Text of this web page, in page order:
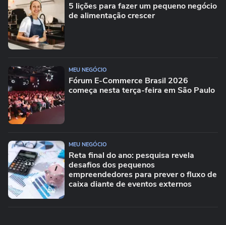
5 lições para fazer um pequeno negócio
de alimentação crescer
MEU NEGÓCIO
Fórum E-Commerce Brasil 2026
começa nesta terça-feira em São Paulo
MEU NEGÓCIO
Reta final do ano: pesquisa revela
desafios dos pequenos
empreendedores para prever o fluxo de
caixa diante de eventos externos